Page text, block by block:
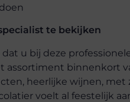
te bekijken
u bij deze
assortiment binnenkort
heerlijke wijnen, met
voelt al feestelijk